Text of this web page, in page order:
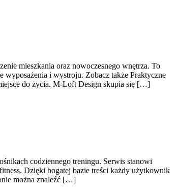
mieszkania oraz nowoczesnego wnętrza. To
wyposażenia i wystroju. Zobacz także Praktyczne
do życia. M-Loft Design skupia się […]
codziennego treningu. Serwis stanowi
Dzięki bogatej bazie treści każdy użytkownik
można znaleźć […]